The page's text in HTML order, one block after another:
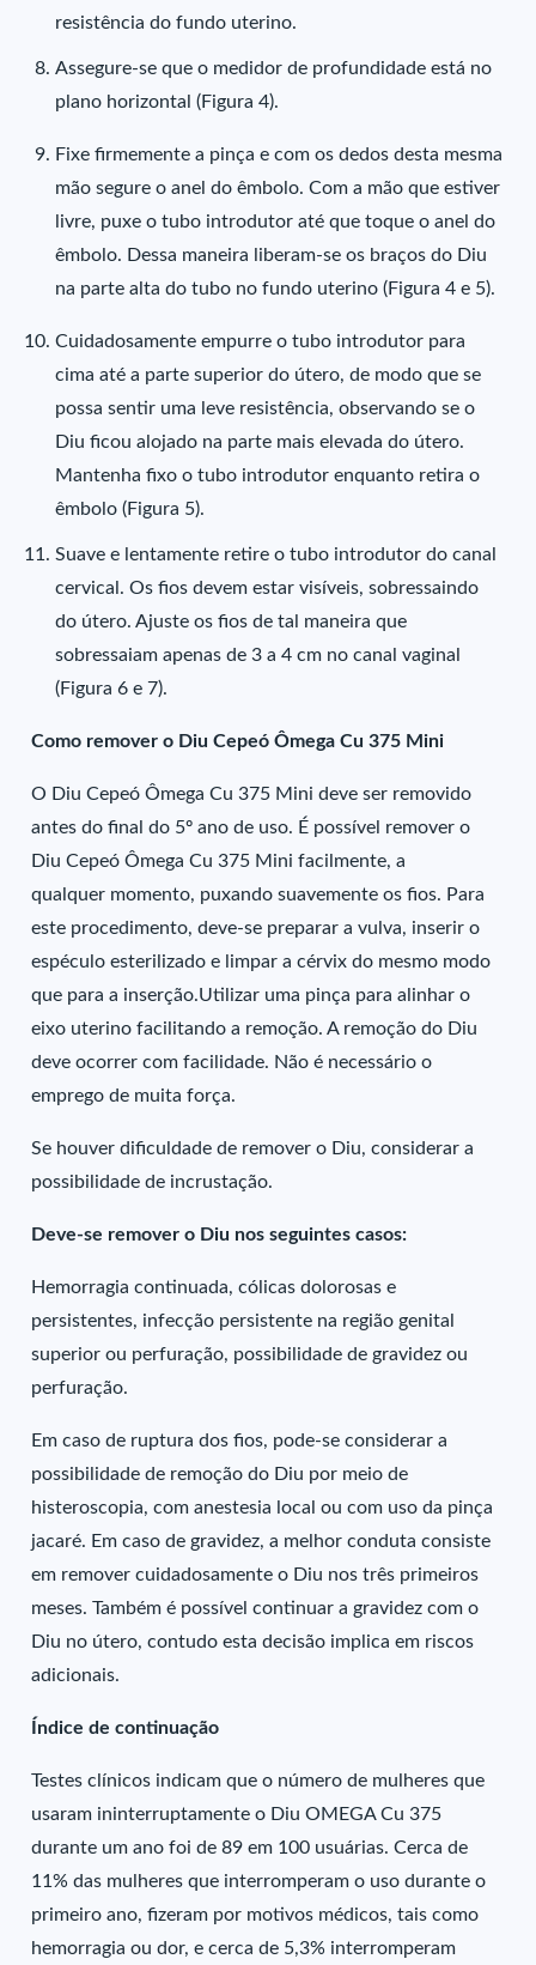
resistência do fundo uterino.
Assegure-se que o medidor de profundidade está no
plano horizontal (Figura 4).
Fixe firmemente a pinça e com os dedos desta mesma
mão segure o anel do êmbolo. Com a mão que estiver
livre, puxe o tubo introdutor até que toque o anel do
êmbolo. Dessa maneira liberam-se os braços do Diu
na parte alta do tubo no fundo uterino (Figura 4 e 5).
Cuidadosamente empurre o tubo introdutor para
cima até a parte superior do útero, de modo que se
possa sentir uma leve resistência, observando se o
Diu ficou alojado na parte mais elevada do útero.
Mantenha fixo o tubo introdutor enquanto retira o
êmbolo (Figura 5).
Suave e lentamente retire o tubo introdutor do canal
cervical. Os fios devem estar visíveis, sobressaindo
do útero. Ajuste os fios de tal maneira que
sobressaiam apenas de 3 a 4 cm no canal vaginal
(Figura 6 e 7).
Como remover o Diu Cepeó Ômega Cu 375 Mini
O Diu Cepeó Ômega Cu 375 Mini deve ser removido
antes do final do 5º ano de uso. É possível remover o
Diu Cepeó Ômega Cu 375 Mini facilmente, a
qualquer momento, puxando suavemente os fios. Para
este procedimento, deve-se preparar a vulva, inserir o
espéculo esterilizado e limpar a cérvix do mesmo modo
que para a inserção.Utilizar uma pinça para alinhar o
eixo uterino facilitando a remoção. A remoção do Diu
deve ocorrer com facilidade. Não é necessário o
emprego de muita força.
Se houver dificuldade de remover o Diu, considerar a
possibilidade de incrustação.
Deve-se remover o Diu nos seguintes casos:
Hemorragia continuada, cólicas dolorosas e
persistentes, infecção persistente na região genital
superior ou perfuração, possibilidade de gravidez ou
perfuração.
Em caso de ruptura dos fios, pode-se considerar a
possibilidade de remoção do Diu por meio de
histeroscopia, com anestesia local ou com uso da pinça
jacaré. Em caso de gravidez, a melhor conduta consiste
em remover cuidadosamente o Diu nos três primeiros
meses. Também é possível continuar a gravidez com o
Diu no útero, contudo esta decisão implica em riscos
adicionais.
Índice de continuação
Testes clínicos indicam que o número de mulheres que
usaram ininterruptamente o Diu OMEGA Cu 375
durante um ano foi de 89 em 100 usuárias. Cerca de
11% das mulheres que interromperam o uso durante o
primeiro ano, fizeram por motivos médicos, tais como
hemorragia ou dor, e cerca de 5,3% interromperam